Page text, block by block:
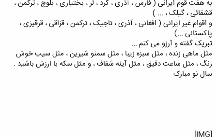
به هفت قوم ایرانی ( فارس ، آذری ، کرد ، لر ، بختیاری ، بلوچ ، ترکمن ،
قشقائی ، گیلک ، ... )
و اقوام غیر ایرانی ( افغانی ، آذری ، تاجیک ، ترکمن ، قزاقی ، قرقیزی ،
پاکستانی ...)
تبریک گفته و آرزو می کنم ...
مثل ماهی زنده ، مثل سبزه زیبا ، مثل سمنو شیرین ، مثل سیب خوش
رنگ ، مثل ساعت دقیق ، مثل آینه شفاف ، و مثل سکه با ارزش باشید .
سال نو مبارک